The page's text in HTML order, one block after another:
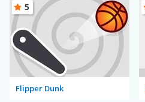
Flipper Dunk
5